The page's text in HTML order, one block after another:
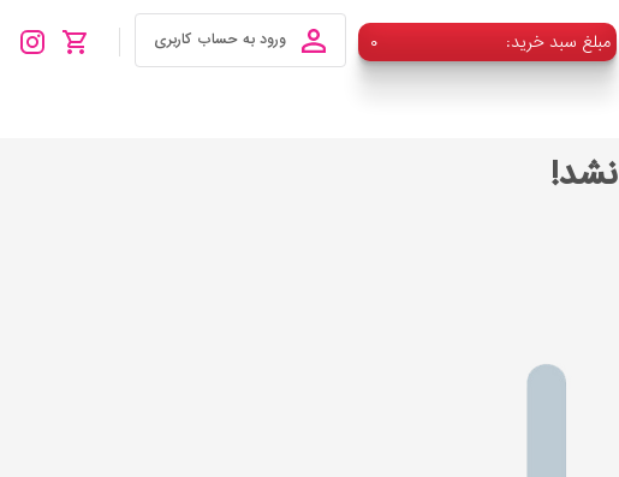
۰ :مبلغ سبد خرید ورود به حساب کاربری